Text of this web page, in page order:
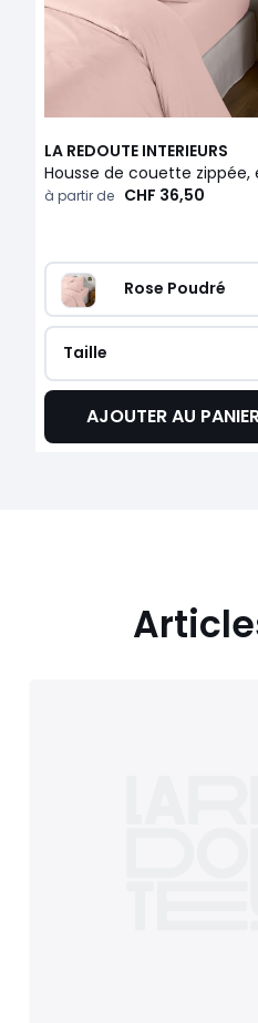
LA REDOUTE INTERIEURS
à partir de CHF 36,50
Rose Poudré
Taille
AJOUTER AU